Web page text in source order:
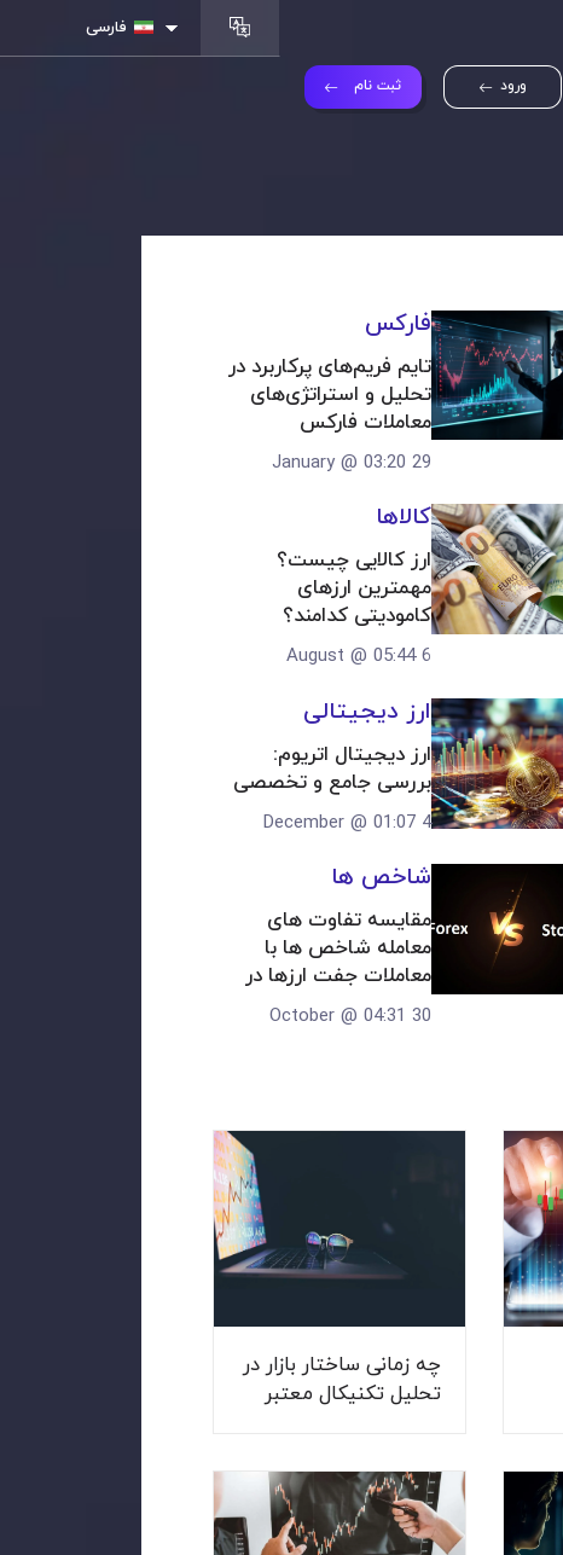
ورود ثبت نام
فارسی
فارکس
معاملات فارکس
29 January @ 03:20
کالاها
کامودیتی کدامند؟
6 August @ 05:44
ارز دیجیتالی
بررسی جامع و تخصصی
4 December @ 01:07
شاخص ها
فارکس
30 October @ 04:31
چه زمانی ساختار بازار در
تحلیل تکنیکال معتبر